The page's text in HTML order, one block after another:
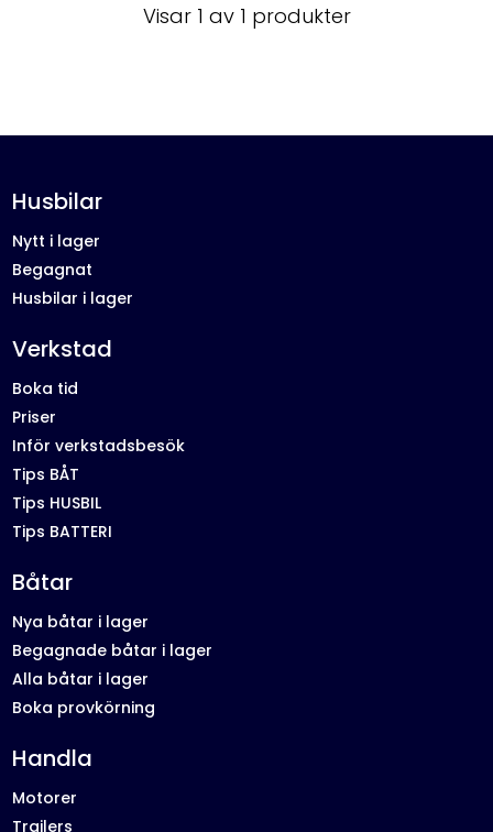
Visar 1 av 1 produkter
Husbilar
Nytt i lager
Begagnat
Husbilar i lager
Verkstad
Boka tid
Priser
Inför verkstadsbesök
Tips BÅT
Tips HUSBIL
Tips BATTERI
Båtar
Nya båtar i lager
Begagnade båtar i lager
Alla båtar i lager
Boka provkörning
Handla
Motorer
Trailers